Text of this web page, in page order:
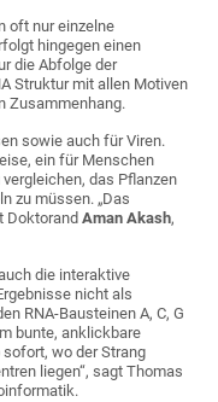
oft nur einzelne
hingegen einen
die Abfolge der
Struktur mit allen Motiven
Zusammenhang.
sowie auch für Viren.
ein für Menschen
das Pflanzen
zu müssen. „Das
DoktorandAman Akash,
die interaktive
nicht als
RNA-Bausteinen A, C, G
bunte, anklickbare
sofort, wo der Strang
liegen“, sagt Thomas